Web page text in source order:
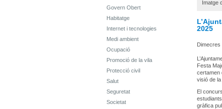
Govern Obert
Habitatge
Internet i tecnologies
Medi ambient
Ocupació
Promoció de la vila
Protecció civil
Salut
Seguretat
Societat
Imatge
2025
Dimecres
Festa
certamen
visió de la
El
gràfica